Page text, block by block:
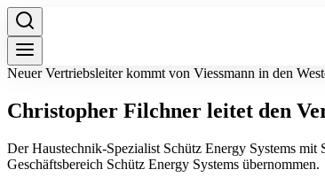
Neuer Vertriebsleiter kommt von Viessmann in den
Christopher Filchner leitet den
Der Haustechnik-Spezialist Schütz Energy Systems
Geschäftsbereich Schütz Energy Systems übernommen.